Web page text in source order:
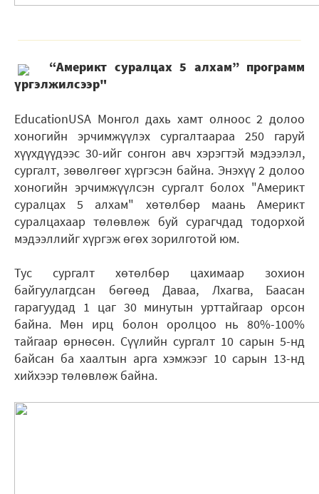
“Америкт суралцах 5 алхам” программ
үргэлжилсээр"
EducationUSA Монгол дахь хамт олноос 2 долоо
хоногийн эрчимжүүлэх сургалтаараа 250 гаруй
хүүхдүүдээс 30-ийг сонгон авч хэрэгтэй мэдээлэл,
сургалт, зөвөлгөөг хүргэсэн байна. Энэхүү 2 долоо
хоногийн эрчимжүүлсэн сургалт болох "Америкт
суралцах 5 алхам" хөтөлбөр маань Америкт
суралцахаар төлөвлөж буй сурагчдад тодорхой
мэдээллийг хүргэж өгөх зорилготой юм.
Тус сургалт хөтөлбөр цахимаар зохион
байгуулагдсан бөгөөд Даваа, Лхагва, Баасан
гарагуудад 1 цаг 30 минутын урттайгаар орсон
байна. Мөн ирц болон оролцоо нь 80%-100%
тайгаар өрнөсөн. Сүүлийн сургалт 10 сарын 5-нд
байсан ба хаалтын арга хэмжээг 10 сарын 13-нд
хийхээр төлөвлөж байна.